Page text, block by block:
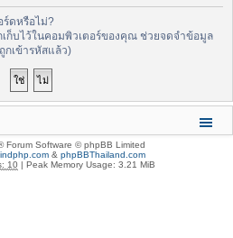
a
i
ดหรือไม่?
ก็บไว้ในคอมพิวเตอร์ของคุณ ช่วยจดจำข้อมูล
กเข้ารหัสแล้ว)
Forum Software © phpBB Limited
& phpBBThailand.com
10| Peak Memory Usage: 3.21 MiB